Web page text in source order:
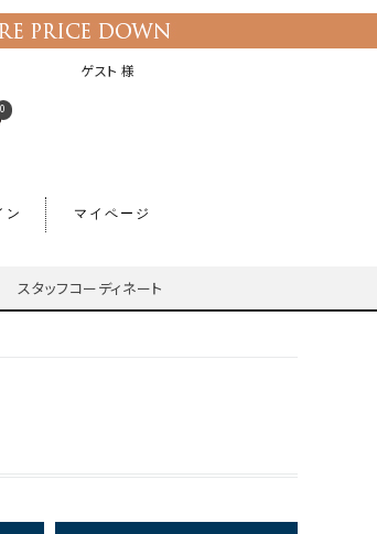
ゲスト 様
0
ン マイページ
スタッフコーディネート